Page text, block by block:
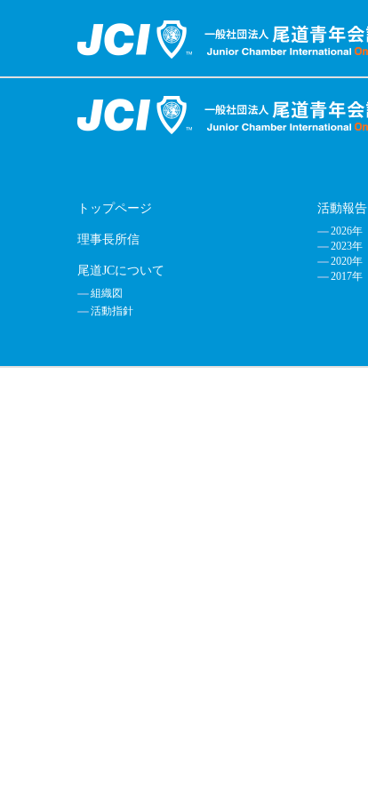
トップページ
理事長所信
尾道JCについて
組織図
活動指針
活動報告
2026年
2023年
2020年
2017年